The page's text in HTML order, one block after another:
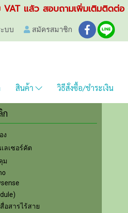
VAT แล้ว สอบถามเพิ่มเติมติดต่อ
ะบบ สมัครสมาชิก
สินค้า วิธีสั่งซื้อ/ชำระเงิน
ก
ง
ลเซอร์คัต
ม
อสารไร้สาย